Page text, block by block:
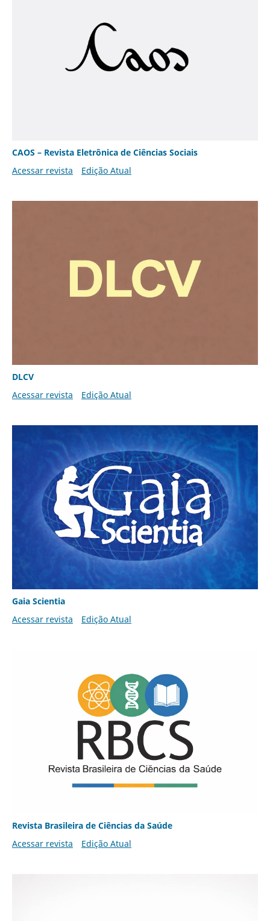
CAOS – Revista Eletrônica de Ciências Sociais
Acessar revista
Edição Atual
DLCV
Acessar revista
Edição Atual
Gaia Scientia
Acessar revista
Edição Atual
Revista Brasileira de Ciências da Saúde
Acessar revista
Edição Atual